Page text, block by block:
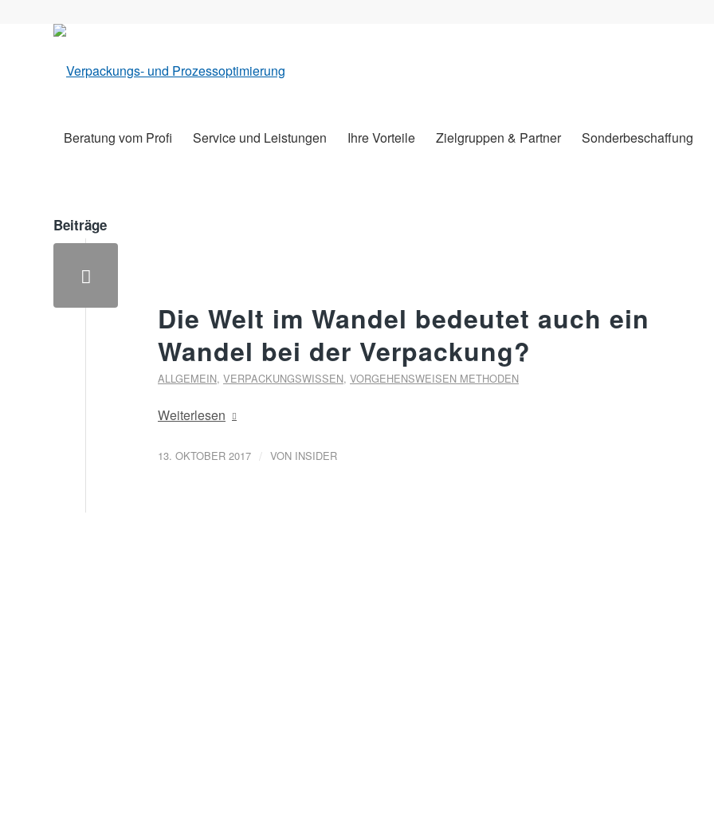
Beratung vom Profi Service und Leistungen Ihre Vorteile Zielgruppen & Partner Sonderbeschaffung
Beiträge
Die Welt im Wandel bedeutet auch ein
Wandel bei der Verpackung?
ALLGEMEIN, VERPACKUNGSWISSEN, VORGEHENSWEISEN METHODEN
Weiterlesen
13. OKTOBER 2017 / VON INSIDER